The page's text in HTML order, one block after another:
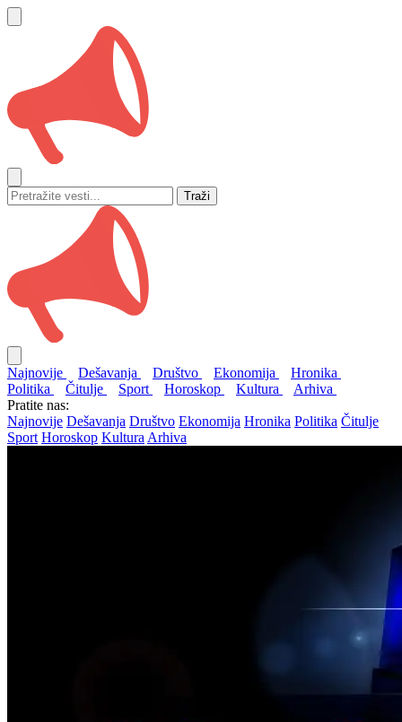
Traži
Najnovije Dešavanja Društvo Ekonomija
Hronika
Politika
Čitulje Sport Horoskop Kultura
Arhiva
Pratite nas:
Najnovije Dešavanja Društvo Ekonomija Hronika Politika Čitulje
Sport Horoskop Kultura Arhiva